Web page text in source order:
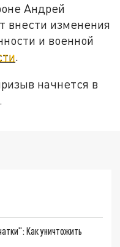
Андрей
внести изменения
и военной
начнется в
Как уничтожить